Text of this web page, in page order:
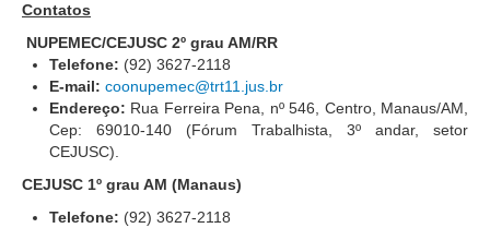
Comitê de Equidade de Raça, Gênero e Diversidade
Comitê PopRuaJud
Comissão de Justiça Itinerante
Comissão Permanente de Avaliação Documental
Automação e IA
Governança
Contatos
NUPEMEC/CEJUSC 2º grau AM/RR
Telefone: (92) 3627-2118
E-mail: coonupemec@trt11.jus.br
Endereço: Rua Ferreira Pena, nº 546, Centro, Manaus/AM,
Cep: 69010-140 (Fórum Trabalhista, 3º andar, setor
CEJUSC).
CEJUSC 1º grau AM (Manaus)
Telefone: (92) 3627-2118